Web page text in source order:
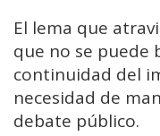
El lema que
que no se puede
continuidad del
necesidad de
debate público.